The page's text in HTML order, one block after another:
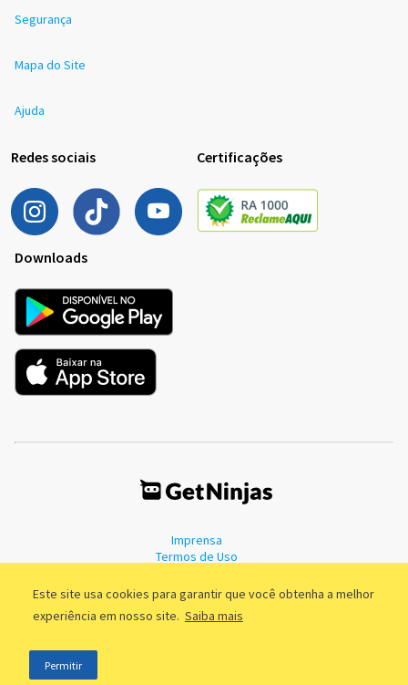
Este site usa cookies para garantir que você obtenha a melhor
experiência em nosso site. Saiba mais
Permitir
Segurança
Mapa do Site
Ajuda
Redes sociais Certificações
Downloads
Imprensa
Termos de Uso
©2011 - 2026, GetNinjas LTDA. CNPJ 55.744.877/0001-89 - Rua Dr.
Fernandes Coelho, 85 - 3º andar - São Paulo/SP - Brasil